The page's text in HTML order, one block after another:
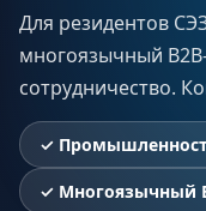
Для резидентов
многоязычный
сотрудничество.
✓
✓ Многоязычный